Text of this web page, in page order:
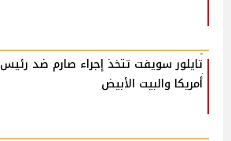
تايلور سويفت تتخذ إجراء صارم ضد رئيس
أمريكا والبيت الأبيض